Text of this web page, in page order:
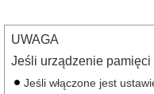
UWAGA
Jeśli urządzenie pamięci
Jeśli włączone jest